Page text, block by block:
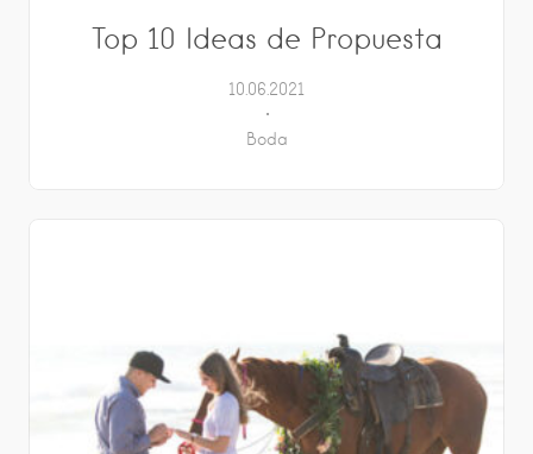
Top 10 Ideas de Propuesta
10.06.2021
Boda